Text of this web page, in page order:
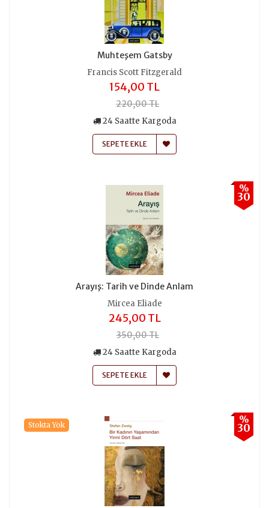
Muhteşem Gatsby
Francis Scott Fitzgerald
154,00 TL
220,00 TL
24 Saatte Kargoda
SEPETE EKLE
%
30
Arayış: Tarih ve Dinde Anlam
Mircea Eliade
245,00 TL
350,00 TL
24 Saatte Kargoda
SEPETE EKLE
%
30
Stokta Yok